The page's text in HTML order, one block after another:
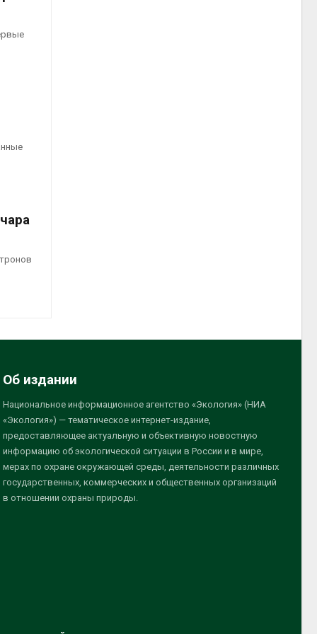
Об издании
Национальное информационное агентство «Экология» (НИА
«Экология») — тематическое интернет-издание,
предоставляющее актуальную и объективную новостную
информацию об экологической ситуации в России и в мире,
мерах по охране окружающей среды, деятельности различных
государственных, коммерческих и общественных организаций
в отношении охраны природы.